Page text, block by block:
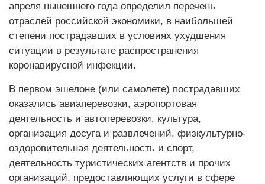
апреля нынешнего года определил перечень
отраслей российской экономики, в наибольшей
степени пострадавших в условиях ухудшения
ситуации в результате распространения
коронавирусной инфекции.
В первом эшелоне (или самолете) пострадавших
оказались авиаперевозки, аэропортовая
деятельность и автоперевозки, культура,
организация досуга и развлечений, физкультурно-
оздоровительная деятельность и спорт,
деятельность туристических агентств и прочих
организаций, предоставляющих услуги в сфере